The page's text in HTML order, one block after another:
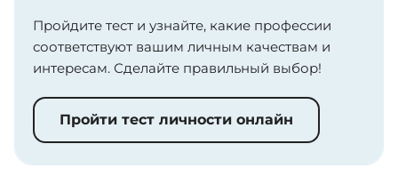
Пройдите тест и узнайте, какие профессии
соответствуют вашим личным качествам и
интересам. Сделайте правильный выбор!
Пройти тест личности онлайн